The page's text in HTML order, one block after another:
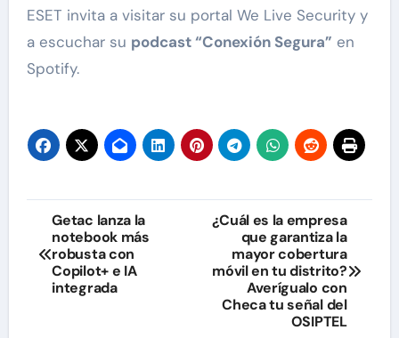
ESET invita a visitar su portal We Live Security y
a escuchar su podcast “Conexión Segura” en
Spotify.
Navegación
de
entradas
Getac lanza la
notebook más
robusta con
Copilot+ e IA
integrada
¿Cuál es la empresa
que garantiza la
mayor cobertura
móvil en tu distrito?
Averígualo con
Checa tu señal del
OSIPTEL